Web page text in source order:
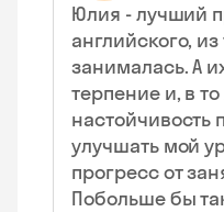
Юлия - лучший
английского,
занималась. А
терпение и, в
настойчивость
улучшать мой
прогресс от
Побольше бы